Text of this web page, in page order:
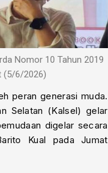
Nomor 10 Tahun 2019
(5/6/2026)
peran generasi muda.
Selatan (Kalsel) gelar
digelar secara
Kual pada Jumat